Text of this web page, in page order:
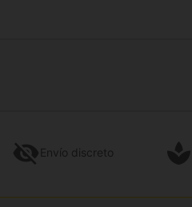
Envío discreto